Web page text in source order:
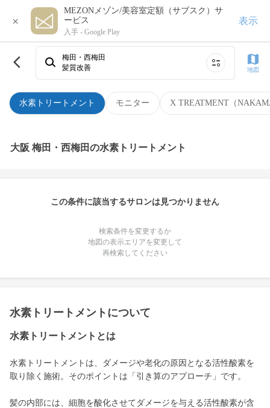
×
MEZONメゾン/美容室定額（サブスク）サ
ービス
入手 - Google Play
表示
水素トリートメント モニター X TREATMENT（
梅田・西梅田
髪質改善
地図
大阪 梅田・西梅田の水素トリートメント
この条件に該当するサロンは見つかりません
検索条件を変更するか
地図の表示エリアを変更して
再検索してください
水素トリートメントについて
水素トリートメントとは
水素トリートメントは、ダメージや老化の原因となる活性酸素を
取り除く施術。そのポイントは「引き算のアプローチ」です。
髪の内部には、細胞を酸化させてダメージを与える活性酸素が含